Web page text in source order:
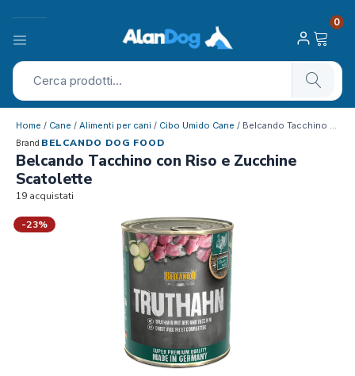
0
Home / Cane / Alimenti per cani / Cibo Umido Cane / Belcando Tacchino con Riso e Zucchine…
Brand BELCANDO DOG FOOD
Belcando Tacchino con Riso e Zucchine
Scatolette
19 acquistati
-23%